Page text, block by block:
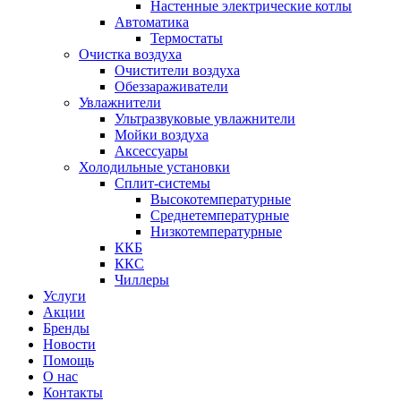
Настенные электрические котлы
Автоматика
Термостаты
Очистка воздуха
Очистители воздуха
Обеззараживатели
Увлажнители
Ультразвуковые увлажнители
Мойки воздуха
Аксессуары
Холодильные установки
Сплит-системы
Высокотемпературные
Среднетемпературные
Низкотемпературные
ККБ
ККС
Чиллеры
Услуги
Акции
Бренды
Новости
Помощь
О нас
Контакты